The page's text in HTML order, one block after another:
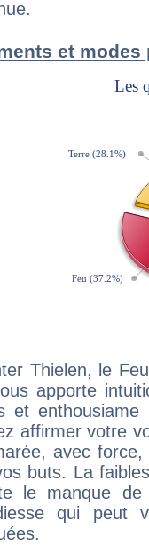
et
Thielen, le
apporte
et
affirmer votre
avec
buts. La
le manque
qui peut